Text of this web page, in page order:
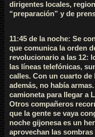
dirigentes locales,
“preparación” y de
11:45 de la noche: Se
que comunica la orden
revolucionario a las 12:
las líneas telefónicas,
calles. Con un cuarto
además, no había
camioneta para llegar a
Otros compañeros
que la gente se vaya
noche gijonesa es un
aprovechan las